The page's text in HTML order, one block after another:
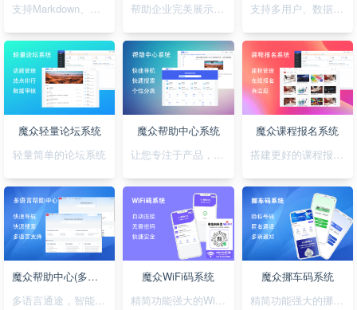
支持Markdown、图表、脑图、富文本的文档管理系统
帮助企业完美展示自己的形象
支持多用户、数据统计、API对接的短链接系统
魔众轻量论坛系统
轻量简单的论坛系统
魔众帮助中心系统
让您专注于产品，无需为帮助中心的建设担忧
魔众课程报名系统
搭建更好的课程报名系统
魔众帮助中心(多语言)系统
多语言通途，智能助您，轻松搭建无障碍帮助系统
魔众WiFi码系统
精简功能强大的WiFi码小程序
魔众挪车码系统
精简功能强大的挪车码小程序